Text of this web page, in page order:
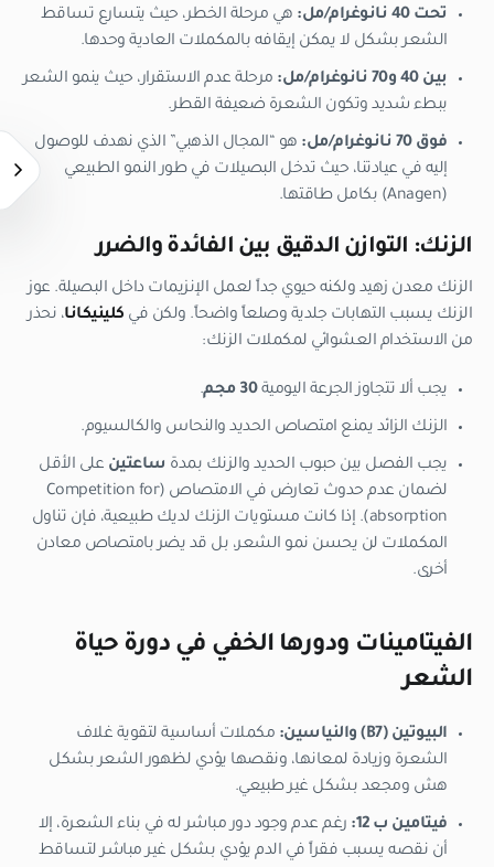
تحت 40 نانوغرام/مل:
هي مرحلة الخطر، حيث يتسارع تساقط
الشعر بشكل لا يمكن إيقافه بالمكملات العادية وحدها.
بين 40 و70 نانوغرام/مل:
مرحلة عدم الاستقرار، حيث ينمو الشعر
ببطء شديد وتكون الشعرة ضعيفة القطر.
فوق 70 نانوغرام/مل:
هو “المجال الذهبي” الذي نهدف للوصول
إليه في عيادتنا، حيث تدخل البصيلات في طور النمو الطبيعي
(Anagen) بكامل طاقتها.
الزنك: التوازن الدقيق بين الفائدة والضرر
الزنك معدن زهيد ولكنه حيوي جداً لعمل الإنزيمات داخل البصيلة. عوز
الزنك يسبب التهابات جلدية وصلعاً واضحاً. ولكن في كلينيكانا، نحذر
من الاستخدام العشوائي لمكملات الزنك:
يجب ألا تتجاوز الجرعة اليومية30 مجم .
الزنك الزائد يمنع امتصاص الحديد والنحاس والكالسيوم.
يجب الفصل بين حبوب الحديد والزنك بمدة ساعتين على الأقل
لضمان عدم حدوث تعارض في الامتصاص (Competition for
absorption). إذا كانت مستويات الزنك لديك طبيعية، فإن تناول
المكملات لن يحسن نمو الشعر، بل قد يضر بامتصاص معادن
أخرى.
الفيتامينات ودورها الخفي في دورة حياة
الشعر
البيوتين (B7) والنياسين:
مكملات أساسية لتقوية غلاف
الشعرة وزيادة لمعانها، ونقصها يؤدي لظهور الشعر بشكل
هش ومجعد بشكل غير طبيعي.
فيتامين ب 12:
رغم عدم وجود دور مباشر له في بناء الشعرة، إلا
أن نقصه يسبب فقراً في الدم يؤدي بشكل غير مباشر لتساقط